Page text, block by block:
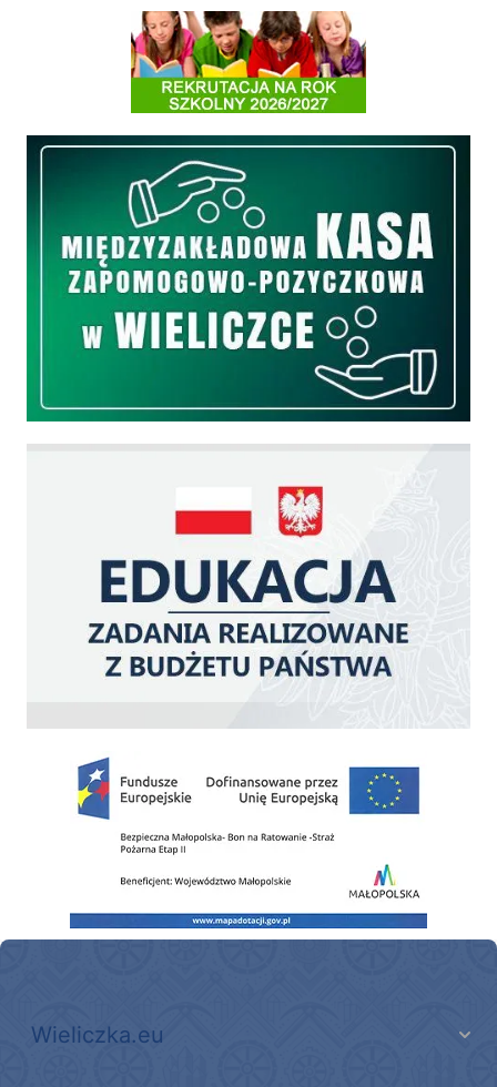
Informacja o terminach rekrutacji na rok szkolny 2026/2027
Międzyzakładowa Kasa Zapomogowo - Pożyczkowa
Zakup fabrycznie nowego, średniego samochodu ratowniczo-gaśniczego z
Wieliczka.eu